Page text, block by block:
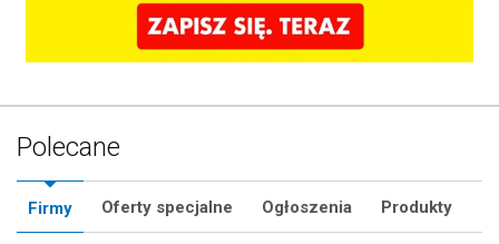
Polecane
Firmy Oferty specjalne Ogłoszenia Produkty